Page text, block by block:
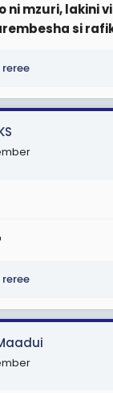
ni mzuri, lakini
si